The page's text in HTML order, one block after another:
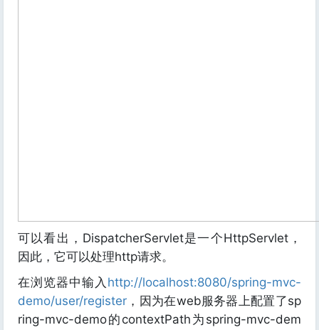
可以看出，DispatcherServlet是一个HttpServlet，
因此，它可以处理http请求。
在浏览器中输入 http://localhost:8080/spring-mvc-
demo/user/register ，因为在web服务器上配置了sp
ring-mvc-demo的contextPath为spring-mvc-dem